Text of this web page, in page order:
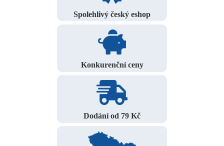
Spolehlivý český eshop
Konkurenční ceny
Dodání od 79 Kč